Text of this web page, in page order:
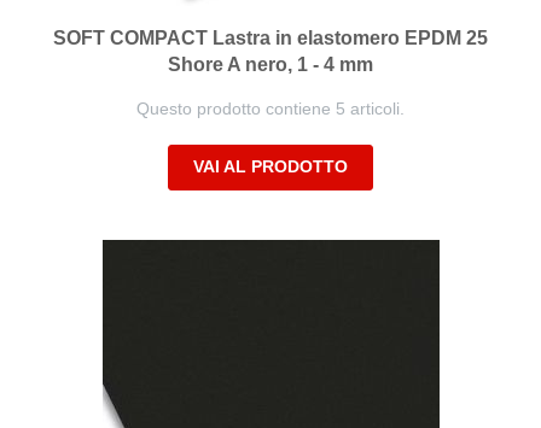
SOFT COMPACT Lastra in elastomero EPDM 25
Shore A nero, 1 - 4 mm
Questo prodotto contiene 5 articoli.
VAI AL PRODOTTO